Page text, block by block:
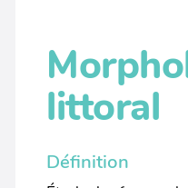
littoral
Définition